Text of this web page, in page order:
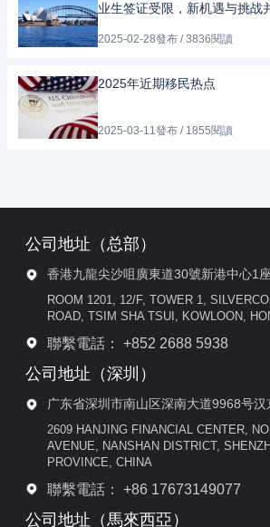
业生签证受限，新机遇与挑战
2025-02-28發布 / 3836閱讀
2025年近期移民热点
2025-03-11發布 / 1855閱讀
公司地址（总部）
香港九龍尖沙咀廣東道30號新港中心1
ROOM 1201, 12/F, TOWER 1,
ROAD, TSIM SHA TSUI, KOWLOON,
聯繫電話： +852 2688 5938
公司地址（深圳）
广东省深圳市南山区深南大道9968号
2609 HANJING FINANCIAL CENTER,
AVENUE, NANSHAN DISTRICT,
PROVINCE, CHINA
聯繫電話： +86 17673149077
公司地址（⾺來西亞）